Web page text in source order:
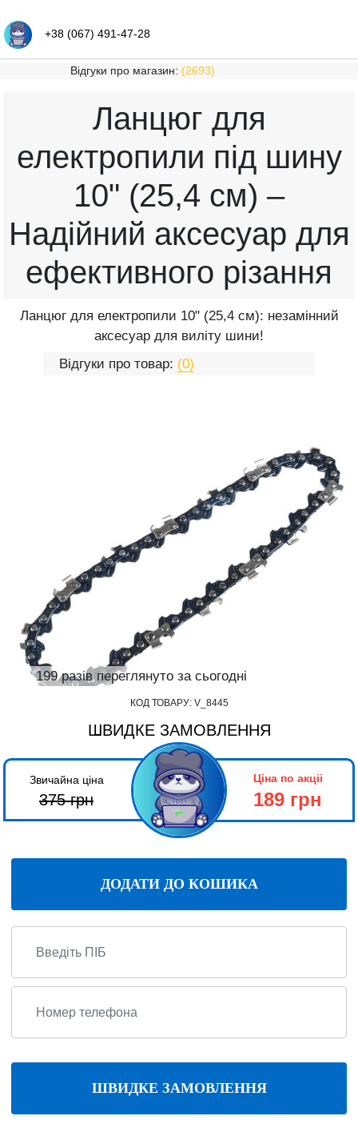
+38 (067) 491-47-28
Відгуки про магазин: (2693)
Ланцюг для
електропили під шину
10" (25,4 см) –
Надійний аксесуар для
ефективного різання
Ланцюг для електропили 10" (25,4 см): незамінний
аксесуар для виліту шини!
Відгуки про товар: (0)
199 разів переглянуто за сьогодні
КОД ТОВАРУ: V_8445
ШВИДКЕ ЗАМОВЛЕННЯ
Звичайна ціна
375грн
Ціна по акціі
189 грн
ДОДАТИ ДО КОШИКА
ШВИДКЕ ЗАМОВЛЕННЯ